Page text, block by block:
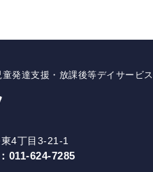
発達支援・放課後等デイサービス
4丁目3-21-1
011-624-7285